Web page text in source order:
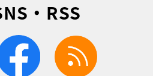
・RSS
facebook